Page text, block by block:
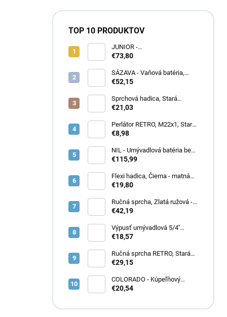
TOP 10 PRODUKTOV
JUNIOR -
Umývadlová/drezová batéria,
RAV Slezák
€73,80
SÁZAVA - Vaňová batéria,
Chróm SA054.5, RAV Slezák
€52,15
Sprchová hadica, Stará
mosadz (Bronz) MH0500SM,
€21,03
Perlátor RETRO, M22x1, Stará
mosadz (Bronz) SD0114SM,
€8,98
NIL - Umývadlová batéria bez
výpuste, Zlatá - lesklá
€115,99
Flexi hadica, Čierna - matná
IF0435.2CMAT, RAV Slezák
€19,80
Ručná sprcha, Zlatá ružová -
kartáčovaná PS0009ZRK, RAV
€42,19
Výpusť umývadlová 5/4''
CLICK-CLACK bez prepadu ,
RAV Slezák
€18,57
Ručná sprcha RETRO, Stará
mosadz (Bronz) KS0017SM,
€29,15
COLORADO - Kúpeľňový
doplnok Vešiačik, Zlatá -
€20,54